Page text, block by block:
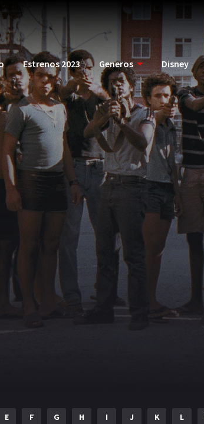
Estrenos 2023 Generos Disney
E F G H I J K L